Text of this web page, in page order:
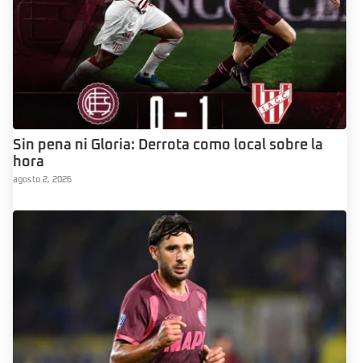
Sin pena ni Gloria: Derrota como local sobre la
hora
agosto 2, 2026